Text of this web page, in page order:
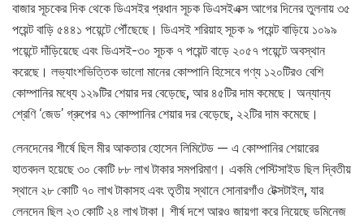
বাজার সূচকের দিক থেকে ডিএসইর প্রধান সূচক ডিএসইএক্স আগের দিনের তুলনায় ৩৫
পয়েন্ট বাড়ি ৫৪৪১ পয়েন্টে পৌঁছেছে। ডিএসই শরিয়াহ সূচক ৯ পয়েন্ট বাড়িয়ে ১০৯৯
পয়েন্টে দাঁড়িয়েছে এবং ডিএসই-৩০ সূচক ৭ পয়েন্ট বাড়ে ২০৫৭ পয়েন্টে অবস্থান
করেছে। লভ্যাংশভিত্তিক ভালো মানের কোম্পানি হিসেবে গণ্য ১২০টিরও বেশি
কোম্পানির মধ্যে ১২৯টির শেয়ার দর বেড়েছে, আর ৪৫টির দাম কমেছে। অন্যান্য
শ্রেণি ‘জেড’ গ্রুপের ৭১ কোম্পানির শেয়ার দর বেড়েছে, ২২টির দাম কমেছে।
লেনদেনের শীর্ষে ছিল মীর আকতার হোসেন লিমিটেড — এ কোম্পানির শেয়ারের
হাতবদল হয়েছে ৩০ কোটি ৮৮ লাখ টাকার সমপরিমাণ। একমি পেস্টিসাইড ছিল দ্বিতীয়
স্থানে ২৮ কোটি ৭০ লাখ টাকাসহ এবং তৃতীয় স্থানে সোনারগাঁও টেক্সটাইল, যার
লেনদেন ছিল ২৩ কোটি ২৪ লাখ টাকা। শীর্ষ দশে আরও জায়গা করে নিয়েছে ডমিনেজ